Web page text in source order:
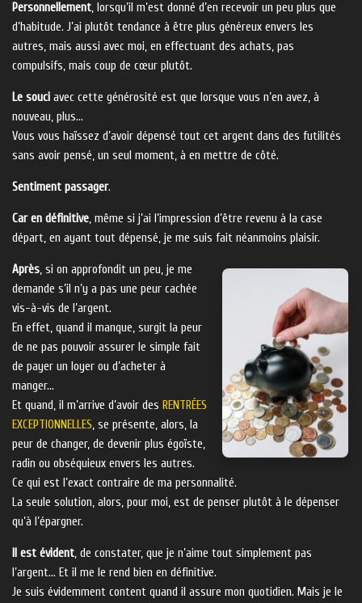
Personnellement, lorsqu’il m’est donné d’en recevoir un peu plus que
d’habitude. J’ai plutôt tendance à être plus généreux envers les
autres, mais aussi avec moi, en effectuant des achats, pas
compulsifs, mais coup de cœur plutôt.
Le souci avec cette générosité est que lorsque vous n’en avez, à
nouveau, plus…
Vous vous haïssez d’avoir dépensé tout cet argent dans des futilités
sans avoir pensé, un seul moment, à en mettre de côté.
Sentiment passager.
Car en définitive, même si j’ai l’impression d’être revenu à la case
départ, en ayant tout dépensé, je me suis fait néanmoins plaisir.
Après, si on approfondit un peu, je me
demande s’il n’y a pas une peur cachée
vis-à-vis de l’argent.
En effet, quand il manque, surgit la peur
de ne pas pouvoir assurer le simple fait
de payer un loyer ou d’acheter à
manger…
Et quand, il m’arrive d’avoir des RENTRÉES
EXCEPTIONNELLES, se présente, alors, la
peur de changer, de devenir plus égoïste,
radin ou obséquieux envers les autres.
Ce qui est l’exact contraire de ma personnalité.
La seule solution, alors, pour moi, est de penser plutôt à le dépenser
qu’à l’épargner.
Il est évident, de constater, que je n’aime tout simplement pas
l’argent… Et il me le rend bien en définitive.
Je suis évidemment content quand il assure mon quotidien. Mais je le